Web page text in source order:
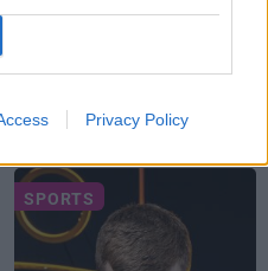
Privacy Policy
Kalniņu
sajūtas. Viņa
SPORTS